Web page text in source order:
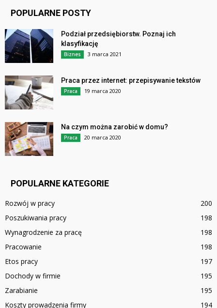
POPULARNE POSTY
Podział przedsiębiorstw. Poznaj ich
klasyfikację
Biznes 3 marca 2021
Praca przez internet: przepisywanie tekstów
Praca 19 marca 2020
Na czym można zarobić w domu?
Praca 20 marca 2020
POPULARNE KATEGORIE
Rozwój w pracy
200
Poszukiwania pracy
198
Wynagrodzenie za pracę
198
Pracowanie
198
Etos pracy
197
Dochody w firmie
195
Zarabianie
195
Koszty prowadzenia firmy
194